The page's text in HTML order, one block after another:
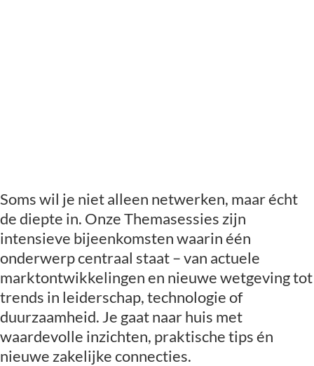
Soms wil je niet alleen netwerken, maar écht
de diepte in. Onze Themasessies zijn
intensieve bijeenkomsten waarin één
onderwerp centraal staat – van actuele
marktontwikkelingen en nieuwe wetgeving tot
trends in leiderschap, technologie of
duurzaamheid. Je gaat naar huis met
waardevolle inzichten, praktische tips én
nieuwe zakelijke connecties.